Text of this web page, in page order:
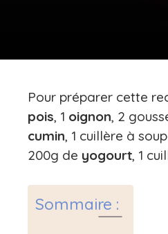
Pour préparer cette
pois, 1 oignon, 2
cumin, 1 cuillère à
200g de yogourt, 1
Sommaire :